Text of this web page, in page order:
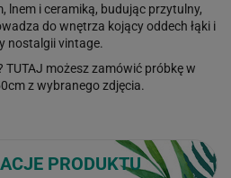
lnem i ceramiką, budując przytulny,
do wnętrza kojący oddech łąki i
nostalgii vintage.
TUTAJ możesz zamówić próbkę w
z wybranego zdjęcia.
PRODUKTU